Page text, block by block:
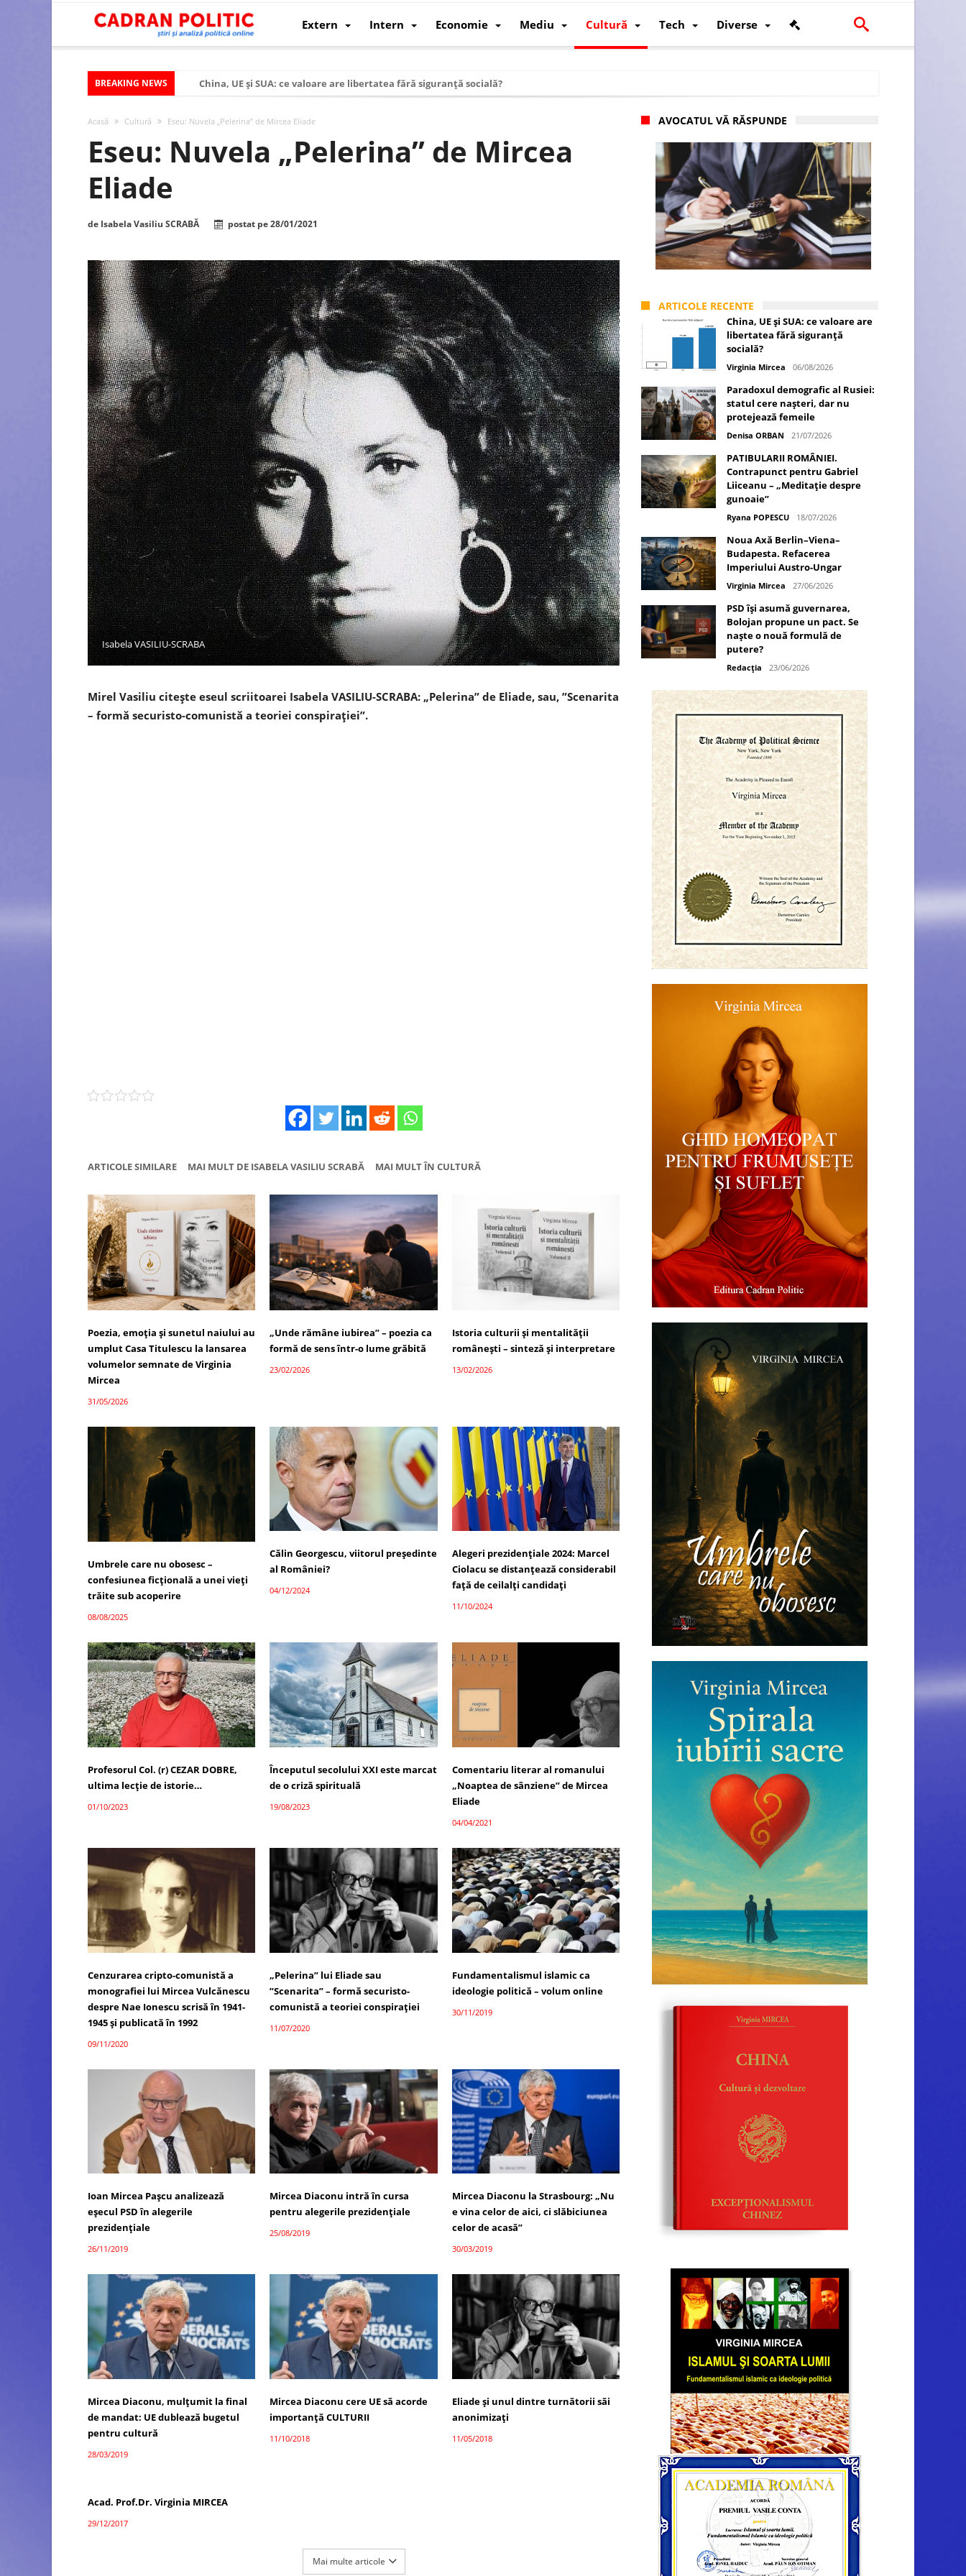
Extern Intern Economie Mediu Cultură Tech Diverse
BREAKING NEWS
China, UE și SUA: ce valoare are libertatea fără siguranță socială?
Modelul economic al Chinei: cum a devenit atelierul lumii și rivalul economic al SUA
Viitorul României în Uniunea Europeană. Ce ne așteaptă? – O analiză structurală a demografiei, fiscalității și poziției României în U.E.
Controlul minții prin nanoparticule
Huawei dezvoltă un nou cip AI pentru a înlocui Nvidia
Acasă Cultură Eseu: Nuvela „Pelerina” de Mircea Eliade
Eseu: Nuvela „Pelerina” de Mircea
Eliade
de Isabela Vasiliu SCRABĂ postat pe28/01/2021
Isabela VASILIU-SCRABA
Mirel Vasiliu citește eseul scriitoarei Isabela VASILIU-SCRABA: „Pelerina” de Eliade, sau, ”Scenarita
– formă securisto-comunistă a teoriei conspirației”.
ARTICOLE SIMILARE MAI MULT DE ISABELA VASILIU SCRABĂ MAI MULT ÎN CULTURĂ
Poezia, emoția și sunetul naiului au
umplut Casa Titulescu la lansarea
volumelor semnate de Virginia
Mircea
31/05/2026
„Unde rămâne iubirea” – poezia ca
formă de sens într-o lume grăbită
23/02/2026
Istoria culturii și mentalității
românești – sinteză și interpretare
13/02/2026
Umbrele care nu obosesc –
confesiunea ficțională a unei vieți
trăite sub acoperire
08/08/2025
Călin Georgescu, viitorul președinte
al României?
04/12/2024
Alegeri prezidențiale 2024: Marcel
Ciolacu se distanțează considerabil
față de ceilalți candidați
11/10/2024
Profesorul Col. (r) CEZAR DOBRE,
ultima lecţie de istorie…
01/10/2023
Începutul secolului XXI este marcat
de o criză spirituală
19/08/2023
Comentariu literar al romanului
„Noaptea de sânziene” de Mircea
Eliade
04/04/2021
Cenzurarea cripto-comunistă a
monografiei lui Mircea Vulcănescu
despre Nae Ionescu scrisă în 1941-
1945 și publicată în 1992
09/11/2020
„Pelerina” lui Eliade sau
”Scenarita” – formă securisto-
comunistă a teoriei conspirației
11/07/2020
Fundamentalismul islamic ca
ideologie politică – volum online
30/11/2019
Ioan Mircea Pașcu analizează
eșecul PSD în alegerile
prezidențiale
26/11/2019
Mircea Diaconu intră în cursa
pentru alegerile prezidențiale
25/08/2019
Mircea Diaconu la Strasbourg: „Nu
e vina celor de aici, ci slăbiciunea
celor de acasă”
30/03/2019
Mircea Diaconu, mulțumit la final
de mandat: UE dublează bugetul
pentru cultură
28/03/2019
Mircea Diaconu cere UE să acorde
importanță CULTURII
11/10/2018
Eliade și unul dintre turnătorii săi
anonimizați
11/05/2018
Acad. Prof.Dr. Virginia MIRCEA
29/12/2017
Mai multe articole
AVOCATUL VĂ RĂSPUNDE
ARTICOLE RECENTE
China, UE și SUA: ce valoare are
libertatea fără siguranță
socială?
Virginia Mircea 06/08/2026
Paradoxul demografic al Rusiei:
statul cere nașteri, dar nu
protejează femeile
Denisa ORBAN 21/07/2026
PATIBULARII ROMÂNIEI.
Contrapunct pentru Gabriel
Liiceanu – „Meditație despre
gunoaie”
Ryana POPESCU 18/07/2026
Noua Axă Berlin–Viena–
Budapesta. Refacerea
Imperiului Austro-Ungar
Virginia Mircea 27/06/2026
PSD își asumă guvernarea,
Bolojan propune un pact. Se
naște o nouă formulă de
putere?
Redacția 23/06/2026